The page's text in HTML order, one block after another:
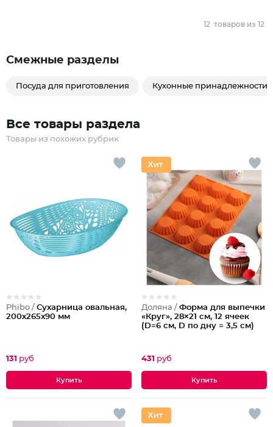
12 товаров из 12
Смежные разделы
Посуда для приготовления Кухонные принадлежности
Все товары раздела
Товары из похожих рубрик
Phibo / Сухарница овальная,
200x265x90 мм
131 руб
Доляна / Форма для выпечки
«Круг», 28×21 см, 12 ячеек
(D=6 см, D по дну = 3,5 см)
431 руб